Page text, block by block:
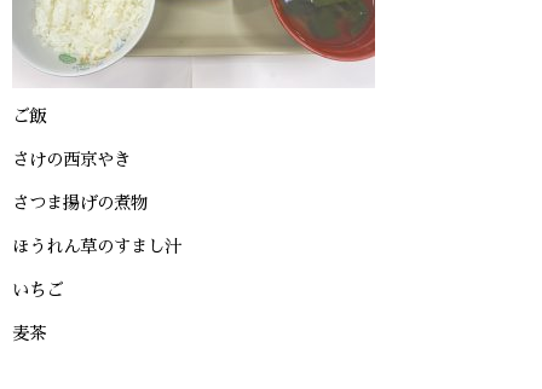
ご飯
さけの西京やき
さつま揚げの煮物
ほうれん草のすまし汁
いちご
麦茶